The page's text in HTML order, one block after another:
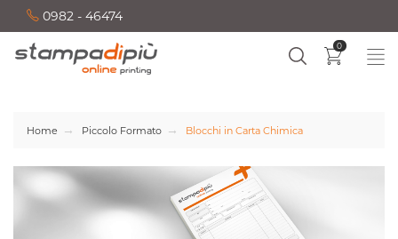
0982 - 46474
0
Home Piccolo Formato Blocchi in Carta Chimica